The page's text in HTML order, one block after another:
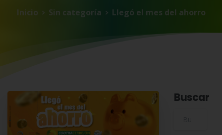
Inicio Sin categoría Llegó el mes del ahorro
Buscar